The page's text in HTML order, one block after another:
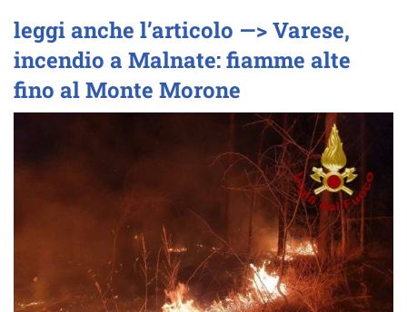
leggi anche l’articolo —> Varese,
incendio a Malnate: fiamme alte
fino al Monte Morone